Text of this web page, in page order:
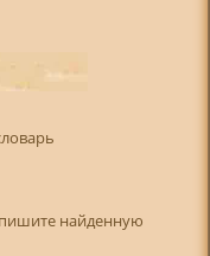
найденную